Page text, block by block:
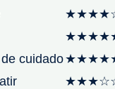
cuidado